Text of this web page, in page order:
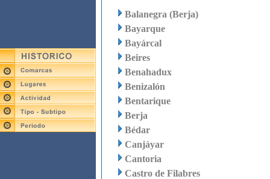
Balanegra (Berja)
Bayarque
Bayárcal
Beires
Benahadux
Benizalón
Bentarique
Berja
Bédar
Canjáyar
Cantoria
Castro de Filabres